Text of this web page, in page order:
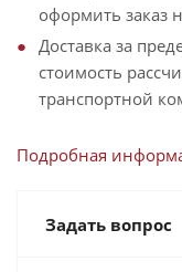
оформить заказ
Доставка за
стоимость
транспортной
Подробная
Задать вопрос